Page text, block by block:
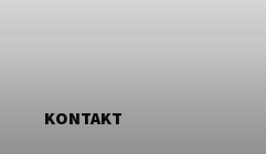
KONTAKT